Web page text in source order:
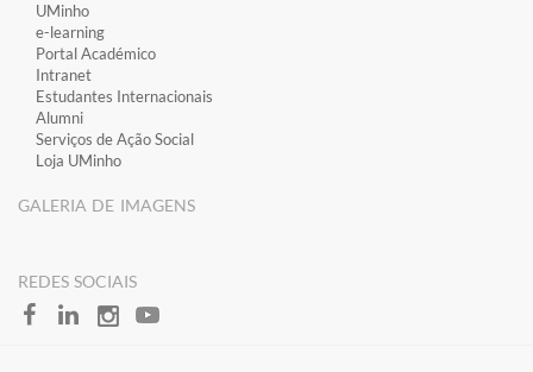
​UMinho
​e-learning
​Portal Académico
​Intranet
Estudantes Inter​​nacionais
Alumni
Serviços de Ação Social
Loja UMinho
GALERIA DE IMAGENS
​REDES SOCIAIS